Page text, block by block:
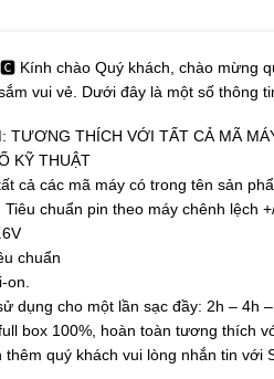
chào Quý khách, chào mừng quý
vui vẻ. Dưới đây là một số thông
TƯƠNG THÍCH VỚI TẤT CẢ MÃ
KỸ THUẬT
cả các mã máy có trong tên sản
Tiêu chuẩn pin theo máy chênh lệch
chuẩn
on.
dụng cho một lần sạc đầy: 2h – 4h
box 100%, hoàn toàn tương thích
thêm quý khách vui lòng nhắn tin với